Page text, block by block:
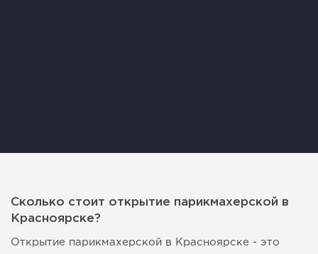
Сколько стоит открытие парикмахерской в
Красноярске?
Открытие парикмахерской в Красноярске - это